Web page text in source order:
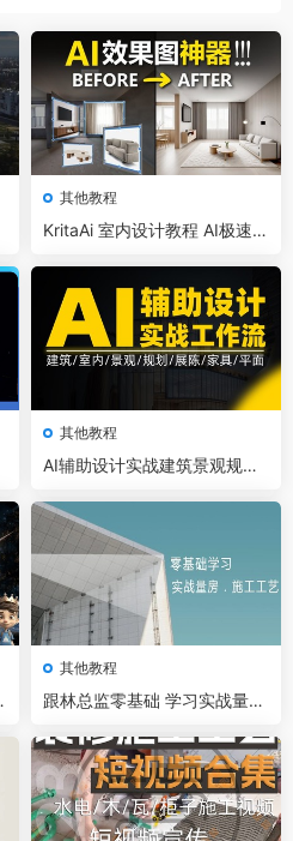
其他教程
KritaAi 室内设计教程 AI极速室
其他教程
AI辅助设计实战建筑景观规划
其他教程
跟林总监零基础 学习实战量房